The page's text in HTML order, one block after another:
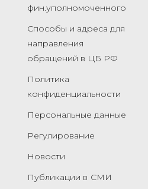
фин.уполномоченного
Способы и адреса для
направления
обращений в ЦБ РФ
Политика
конфиденциальности
Персональные данные
Регулирование
Новости
Публикации в СМИ